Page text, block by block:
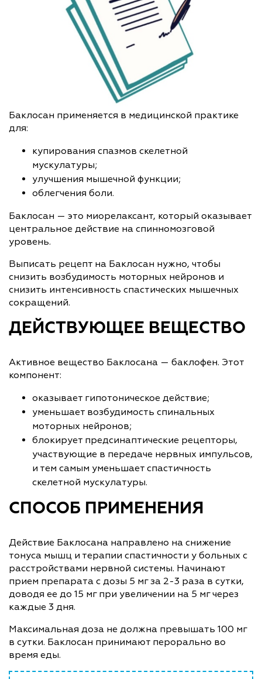
Баклосан применяется в медицинской практике
для:
купирования спазмов скелетной
мускулатуры;
улучшения мышечной функции;
облегчения боли.
Баклосан — это миорелаксант, который оказывает
центральное действие на спинномозговой
уровень.
Выписать рецепт на Баклосан нужно, чтобы
снизить возбудимость моторных нейронов и
снизить интенсивность спастических мышечных
сокращений.
ДЕЙСТВУЮЩЕЕ ВЕЩЕСТВО
Активное вещество Баклосана — баклофен. Этот
компонент:
оказывает гипотоническое действие;
уменьшает возбудимость спинальных
моторных нейронов;
блокирует предсинаптические рецепторы,
участвующие в передаче нервных импульсов,
и тем самым уменьшает спастичность
скелетной мускулатуры.
СПОСОБ ПРИМЕНЕНИЯ
Действие Баклосана направлено на снижение
тонуса мышц и терапии спастичности у больных с
расстройствами нервной системы. Начинают
прием препарата с дозы 5 мг за 2-3 раза в сутки,
доводя ее до 15 мг при увеличении на 5 мг через
каждые 3 дня.
Максимальная доза не должна превышать 100 мг
в сутки. Баклосан принимают перорально во
время еды.